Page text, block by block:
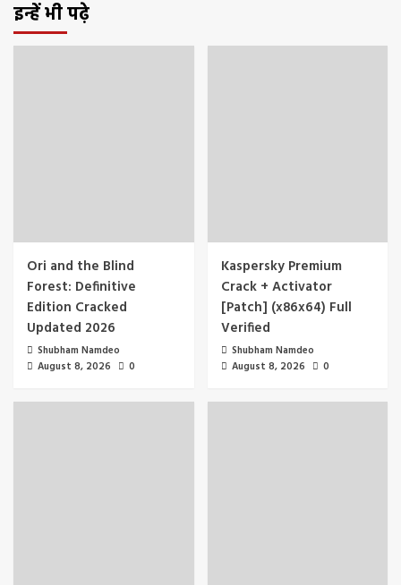
इन्हें भी पढ़े
Ori and the Blind
Forest: Definitive
Edition Cracked
Updated 2026
Shubham Namdeo
August 8, 2026
0
Kaspersky Premium
Crack + Activator
[Patch] (x86x64) Full
Verified
Shubham Namdeo
August 8, 2026
0